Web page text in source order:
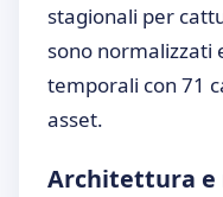
stagionali per
sono normalizzati
temporali con 71
asset.
Architettura e